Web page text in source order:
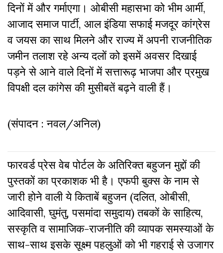
दिनों में और गर्माएगा। ओबीसी महासभा को भीम आर्मी,
आजाद समाज पार्टी, आल इंडिया सफाई मजदूर कांग्रेस
व जयस का साथ मिलने और राज्य में अपनी राजनीतिक
जमीन तलाश रहे अन्य दलों को इसमें अवसर दिखाई
पड़ने से आने वाले दिनों में सत्तारूढ़ भाजपा और प्रमुख
विपक्षी दल कांगेस की मुसीबतें बढ़ने वाली हैं।
(संपादन : नवल/अनिल)
फारवर्ड प्रेस वेब पोर्टल के अतिरिक्‍त बहुजन मुद्दों की
पुस्‍तकों का प्रकाशक भी है। एफपी बुक्‍स के नाम से
जारी होने वाली ये किताबें बहुजन (दलित, ओबीसी,
आदिवासी, घुमंतु, पसमांदा समुदाय) तबकों के साहित्‍य,
सस्‍क‍ृति व सामाजिक-राजनीति की व्‍यापक समस्‍याओं के
साथ-साथ इसके सूक्ष्म पहलुओं को भी गहराई से उजागर